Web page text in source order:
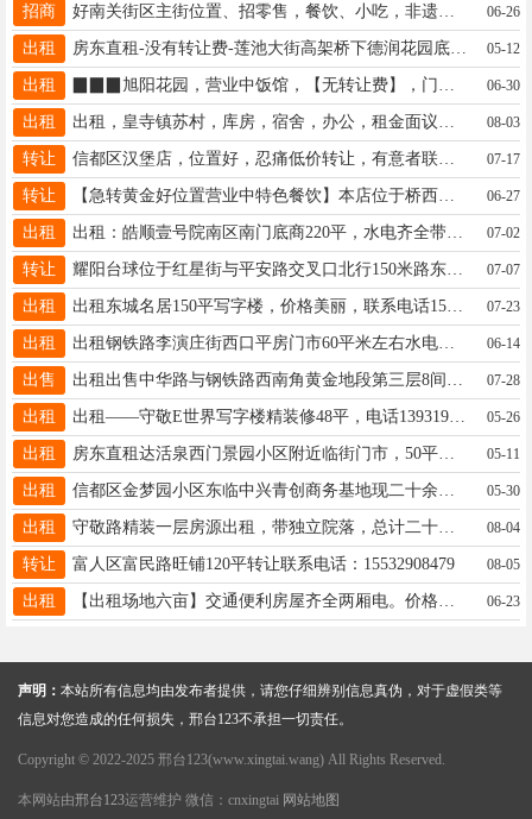
招商 好南关街区主街位置、招零售，餐饮、小吃，非遗，文创店等，租金低，政策好，电话：15343198524，微信同号！ 06-26
出租 房东直租-没有转让费-莲池大街高架桥下德润花园底商38平水电空调卫生间储藏间，干净整洁适合休闲茶室13833959939 05-12
出租 06-30
出租 08-03
转让 07-17
转让 06-27
出租 出租：皓顺壹号院南区南门底商220平，水电齐全带中央空调，上下两层 电话13131937111 07-02
转让 耀阳台球位于红星街与平安路交叉口北行150米路东，十张球台，6间棋牌室，接手即可营业。有意电联18733904567 07-07
出租 出租东城名居150平写字楼，价格美丽，联系电话15611158588或18511130528 07-23
出租 出租钢铁路李演庄街西口平房门市60平米左右水电齐全交通便利价格优惠联系电话13932971011 06-14
出售 07-28
出租 出租——守敬E世界写字楼精装修48平，电话13931921577 05-26
出租 房东直租达活泉西门景园小区附近临街门市，50平方，离学校近，附近小区多，可多种经营15531977779 05-11
出租 05-30
出租 守敬路精装一层房源出租，带独立院落，总计二十余间，支持整租、分租。地段优越，交通出行便捷，电话：15131308005 08-04
转让 富人区富民路旺铺120平转让联系电话：15532908479 08-05
出租 【出租场地六亩】交通便利房屋齐全两厢电。价格便宜地址南石门镇小石头庄☎️微信同步13247470303 06-23
声明： 本站所有信息均由发布者提供，请您仔细辨别信息真伪，对于虚假类等
信息对您造成的任何损失，邢台123不承担一切责任。
Copyright © 2022-2025 邢台123(www.xingtai.wang) All Rights Reserved.
本网站由邢台123运营维护 微信：cnxingtai 网站地图